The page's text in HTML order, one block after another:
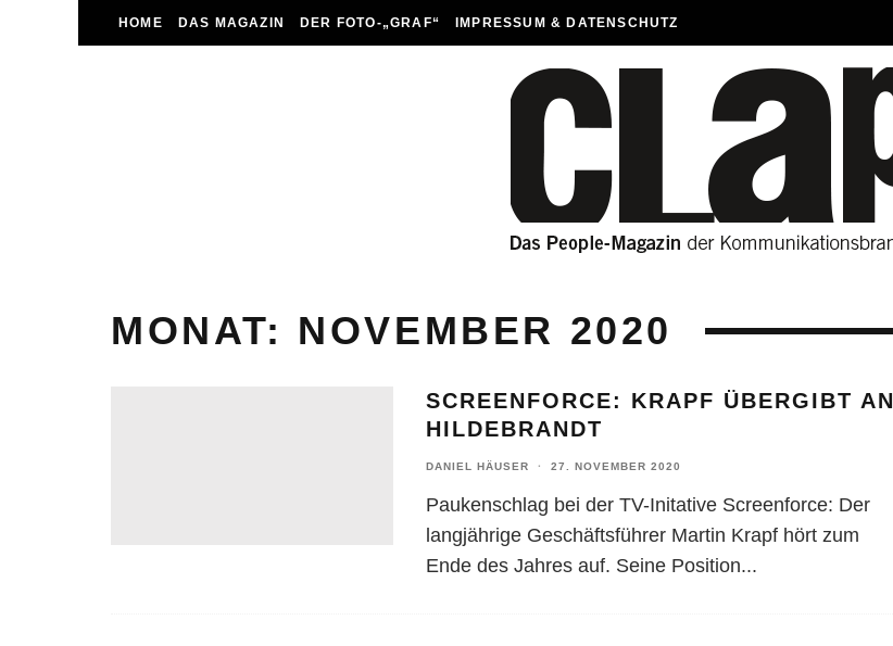
HOME DAS MAGAZIN DER FOTO-„GRAF“ IMPRESSUM & DATENSCHUTZ
MONAT: NOVEMBER 2020
SCREENFORCE: KRAPF ÜBERGIBT AN
HILDEBRANDT
DANIEL HÄUSER · 27. NOVEMBER 2020
Paukenschlag bei der TV-Initative Screenforce: Der
langjährige Geschäftsführer Martin Krapf hört zum
Ende des Jahres auf. Seine Position...